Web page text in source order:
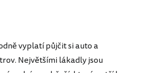
vyplatí půjčit si auto a
Největšími lákadly jsou